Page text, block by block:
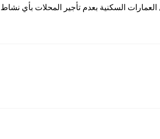
السكنية بعدم تأجير المحلات بأي